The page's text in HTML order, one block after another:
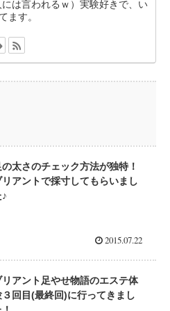
は言われるｗ）実験好きで、い
ます。
の太さのチェック方法が独特！
リアントで採寸してもらいまし
2015.07.22
リアント足やせ物語のエステ体
３回目(最終回)に行ってきまし